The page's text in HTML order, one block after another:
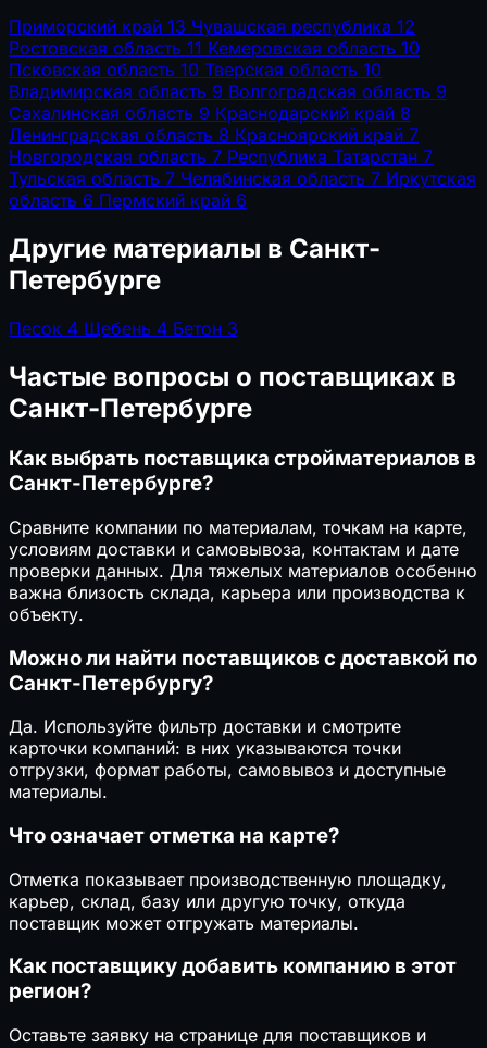
Приморский край 13 Чувашская республика 12
Ростовская область 11 Кемеровская область 10
Псковская область 10 Тверская область 10
Владимирская область 9 Волгоградская область 9
Сахалинская область 9 Краснодарский край 8
Ленинградская область 8 Красноярский край 7
Новгородская область 7 Республика Татарстан 7
Тульская область 7 Челябинская область 7 Иркутская
область 6 Пермский край 6
Другие материалы в Санкт-
Петербурге
Песок 4 Щебень 4 Бетон 3
Частые вопросы о поставщиках в
Санкт-Петербурге
Как выбрать поставщика стройматериалов в
Санкт-Петербурге?
Сравните компании по материалам, точкам на карте,
условиям доставки и самовывоза, контактам и дате
проверки данных. Для тяжелых материалов особенно
важна близость склада, карьера или производства к
объекту.
Можно ли найти поставщиков с доставкой по
Санкт-Петербургу?
Да. Используйте фильтр доставки и смотрите
карточки компаний: в них указываются точки
отгрузки, формат работы, самовывоз и доступные
материалы.
Что означает отметка на карте?
Отметка показывает производственную площадку,
карьер, склад, базу или другую точку, откуда
поставщик может отгружать материалы.
Как поставщику добавить компанию в этот
регион?
Оставьте заявку на странице для поставщиков и